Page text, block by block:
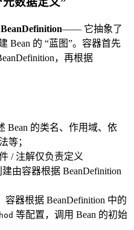
BeanDefinition—— 它抽象了
Bean 的 “蓝图”。容器首先
，再根据
Bean 的类名、作用域、依
等；
/ 注解仅负责定义
由容器根据 BeanDefinition
容器根据 BeanDefinition 中的
等配置，调用 Bean 的初始